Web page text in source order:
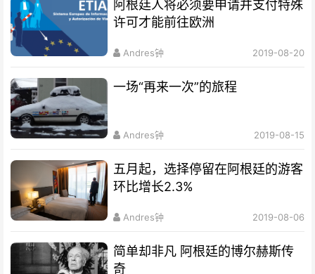
阿根廷人将必须要申请并支付特殊
许可才能前往欧洲
Andres钟 2019-08-20
一场“再来一次”的旅程
Andres钟 2019-08-15
五月起，选择停留在阿根廷的游客
环比增长2.3%
Andres钟 2019-08-06
简单却非凡 阿根廷的博尔赫斯传
奇